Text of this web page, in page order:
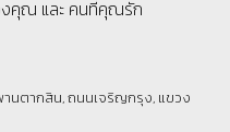
งคุณ และ คนที่คุณรัก
นตากสิน, ถนนเจริญกรุง, แขวง